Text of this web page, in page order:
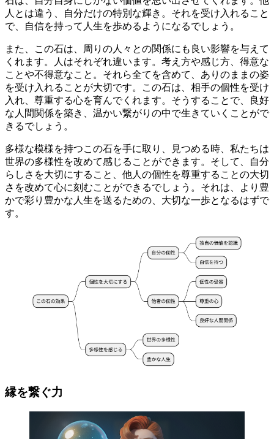
人とは違う、
自分だけの特別な輝き 。それを受け入れること
で、自信を持って人生を歩めるようになるでしょう。
また、この石は、 周りの人々との関係にも良い影響を与えて
くれます。人はそれぞれ違います。考え方や感じ方、得意な
ことや不得意なこと。それら全てを含めて、 ありのままの姿
を受け入れること が大切です。この石は、 相手の個性を受け
入れ、尊重する心を育んでくれます。そうすることで、
良好
な人間関係を築き
、温かい繋がりの中で生きていくことがで
きるでしょう。
多様な模様を持つこの石を手に取り、見つめる時、私たちは
世界の多様性を改めて感じることができます。そして、
自分
らしさを大切にすること
他人の個性を尊重することの大切
さを改めて心に刻むことができるでしょう。それは、より豊
かで彩り豊かな人生を送るための、大切な一歩となるはずで
す。
縁を繋ぐ力